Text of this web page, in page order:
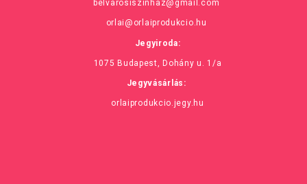
belvarosiszinhaz@gmail.com
orlai@orlaiprodukcio.hu
Jegyiroda:
1075 Budapest, Dohány u. 1/a
Jegyvásárlás:
orlaiprodukcio.jegy.hu